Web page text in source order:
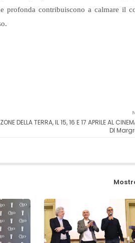
profonda contribuiscono a calmare il
DELLA TERRA, IL 15, 16 E 17 APRILE AL
DI